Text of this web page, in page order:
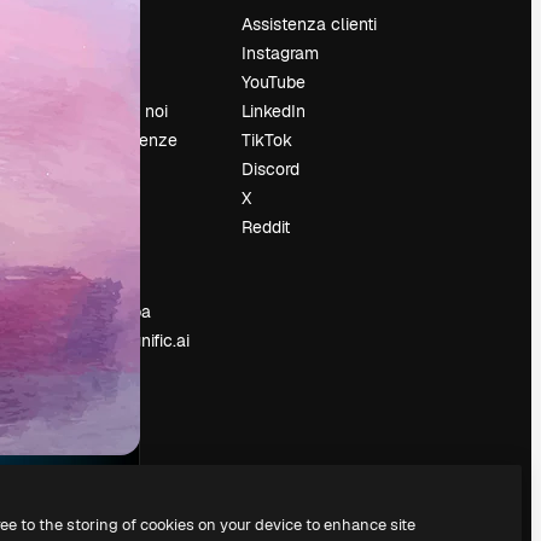
Chi siamo
Lavora con noi
Cerca tendenze
contenuti
Sala stampa
Cerchi magnific.ai
Assistenza clienti
Instagram
YouTube
LinkedIn
TikTok
Discord
X
Reddit
to the storing of cookies on your device to enhance site